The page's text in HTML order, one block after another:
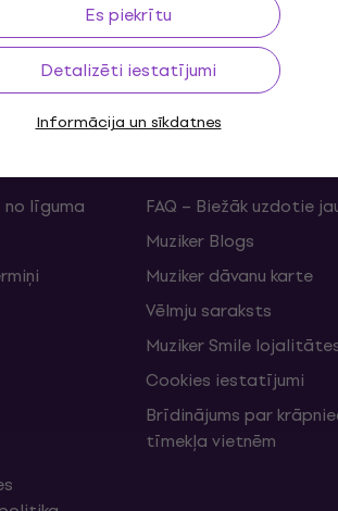
Es piekrītu
Detalizēti iestatījumi
Informācija un sīkdatnes
līguma
Useful links
FAQ – Biežāk uzdotie
Muziker Blogs
Muziker dāvanu karte
Vēlmju saraksts
Muziker Smile
Cookies iestatījumi
Brīdinājums par
tīmekļa vietnēm